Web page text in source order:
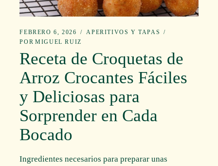
FEBRERO 6, 2026
APERITIVOS Y TAPAS
POR MIGUEL RUIZ
Receta de Croquetas de
Arroz Crocantes Fáciles
y Deliciosas para
Sorprender en Cada
Bocado
Ingredientes necesarios para preparar unas